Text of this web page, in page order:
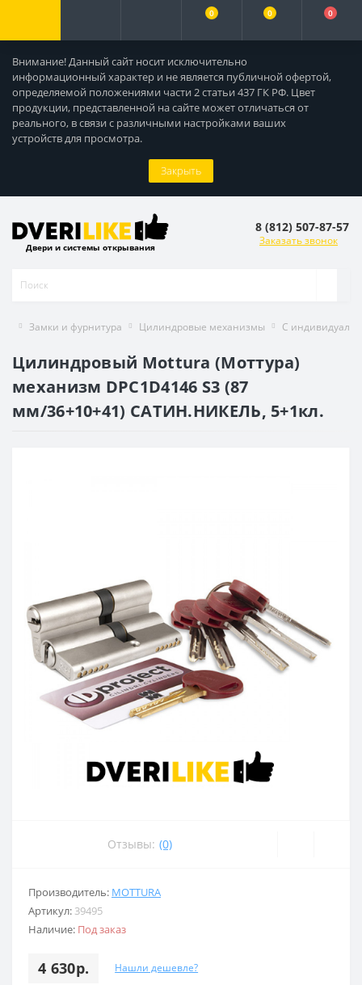
Внимание! Данный сайт носит исключительно
информационный характер и не является публичной офертой,
определяемой положениями части 2 статьи 437 ГК РФ. Цвет
продукции, представленной на сайте может отличаться от
реального, в связи с различными настройками ваших
устройств для просмотра.
Закрыть
0 0 0
Двери и системы открывания
8 (812) 507-87-57
Заказать звонок
Замки и фурнитура Цилиндровые механизмы С
Цилиндровый Mottura (Моттура)
механизм DPC1D4146 S3 (87
мм/36+10+41) САТИН.НИКЕЛЬ, 5+1кл.
Отзывы: (0)
Производитель: MOTTURA
Артикул: 39495
Наличие: Под заказ
4 630р. Нашли дешевле?